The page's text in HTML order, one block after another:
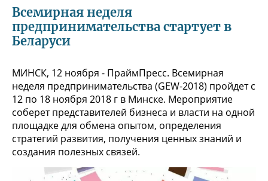
Всемирная неделя
предпринимательства стартует в
Беларуси
МИНСК, 12 ноября - ПраймПресс. Всемирная
неделя предпринимательства (GEW-2018) пройдет с
12 по 18 ноября 2018 г в Минске. Мероприятие
соберет представителей бизнеса и власти на одной
площадке для обмена опытом, определения
стратегий развития, получения ценных знаний и
создания полезных связей.